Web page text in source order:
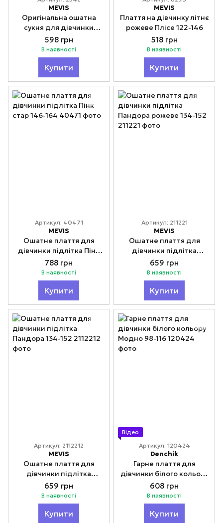
MEVIS
Оригінальна ошатна
сукня для дівчинки
підлітка Гламур 146-164
598 грн
В наявності
Купити
MEVIS
Плаття на дівчинку літнє
рожеве Плісе 122-146
518 грн
В наявності
Купити
Артикул: 40471
MEVIS
Ошатне плаття для
дівчинки підлітка Пінк
стар 146-164
788 грн
В наявності
Купити
Артикул: 211221
MEVIS
Ошатне плаття для
дівчинки підлітка
Пандора рожеве 134-152
659 грн
В наявності
Купити
Артикул: 2112212
MEVIS
Ошатне плаття для
дівчинки підлітка
Пандора 134-152
659 грн
В наявності
Купити
Відео
Артикул: 120424
Denchik
Гарне плаття для
дівчинки білого кольору
Модно 98-116
608 грн
В наявності
Купити